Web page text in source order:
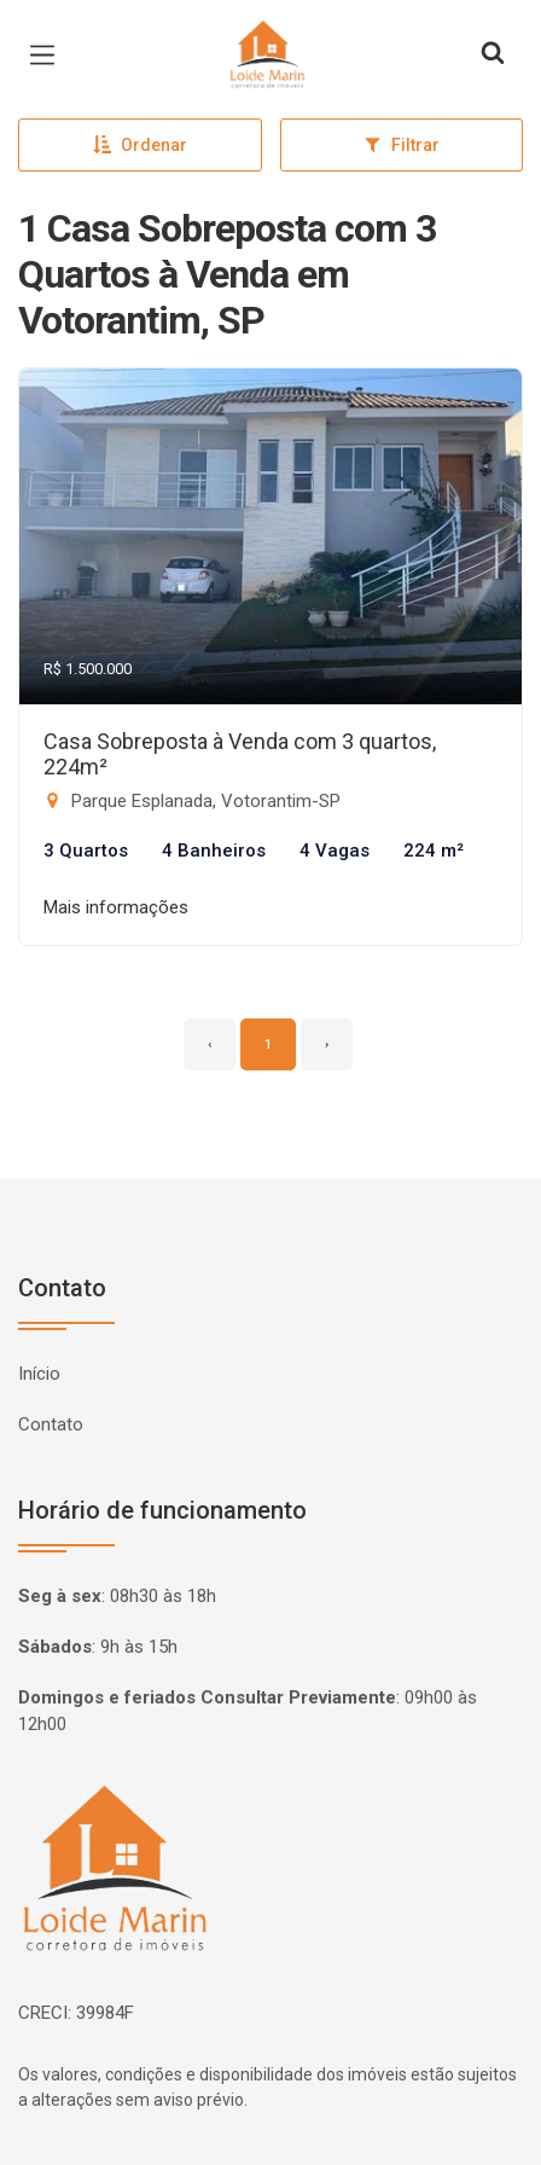
Página inicial
Ordenar Filtrar
1 Casa Sobreposta com 3
Quartos à Venda em
Votorantim, SP
R$ 1.500.000
Casa Sobreposta à Venda com 3 quartos,
224m²
Parque Esplanada, Votorantim-SP
3 Quartos 4 Banheiros 4 Vagas 224 m²
Mais informações
‹ 1 ›
Contato
Início
Contato
Horário de funcionamento
Seg à sex: 08h30 às 18h
Sábados: 9h às 15h
Domingos e feriados Consultar Previamente: 09h00 às
12h00
Página inicial
CRECI: 39984F
Os valores, condições e disponibilidade dos imóveis estão sujeitos
a alterações sem aviso prévio.